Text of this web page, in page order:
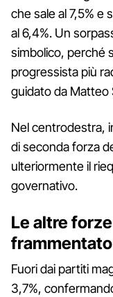
che sale al 7,5% e
al 6,4%. Un
simbolico, perché
progressista più
guidato da Matteo
Nel centrodestra,
di seconda forza
ulteriormente il
governativo.
Le altre
frammentato
Fuori dai partiti
3,7%,